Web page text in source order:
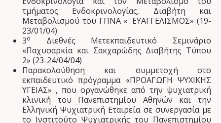
τμήματος Ενδοκρινολογίας, Διαβήτη και
Μεταβολισμού του ΓΠΝΑ «¨ΕΥΑΓΓΕΛΙΣΜΟΣ» (19-
23/01/04)
3ο
Διεθνές Μετεκπαιδευτικό Σεμινάριο
«Παχυσαρκία και Σακχαρώδης Διαβήτης Τύπου
2» (23-24/04/04)
Παρακολούθηση και συμμετοχή στο
εκπαιδευτικό πρόγραμμα «ΠΡΟΑΓΩΓΗ ΨΥΧΙΚΗΣ
ΥΓΕΙΑΣ» , που οργανώθηκε από την ψυχιατρική
κλινική του Πανεπιστημίου Αθηνών και την
Ελληνική Ψυχιατρική Εταιρεία σε συνεργασία με
το Ινστιτούτο Ψυχιατρικής του Πανεπιστημίου